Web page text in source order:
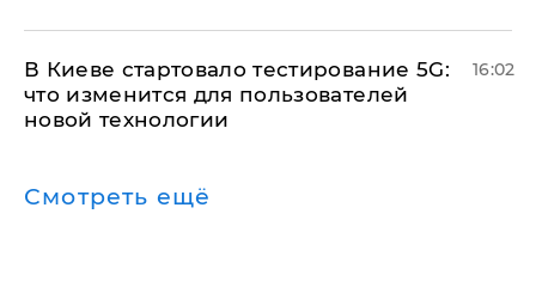
В Киеве стартовало тестирование 5G:
что изменится для пользователей
новой технологии
16:02
Смотреть ещё